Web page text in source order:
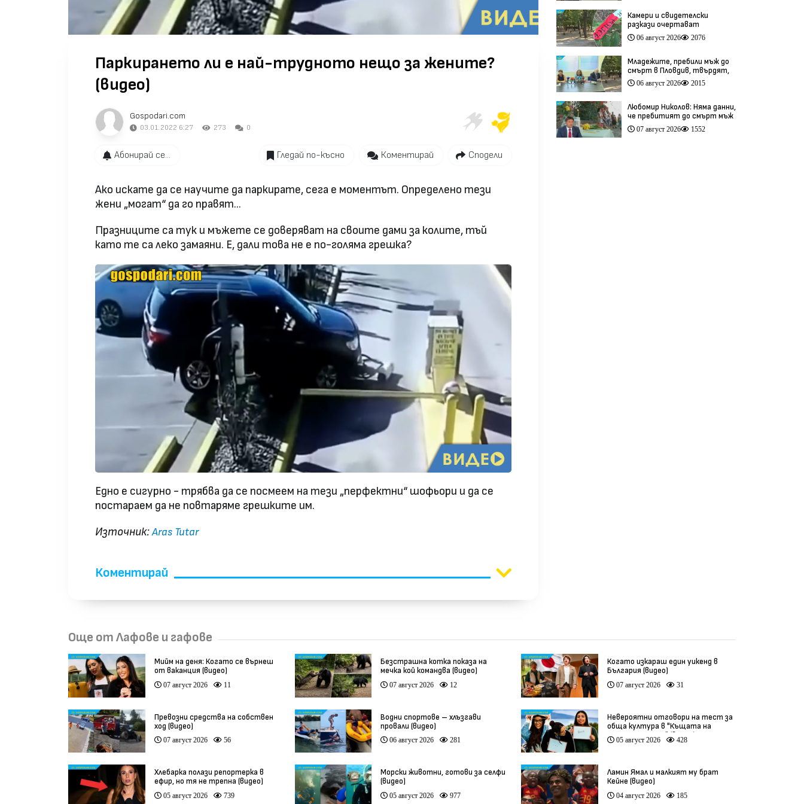
Паркирането ли е най-трудното нещо за жените?
(видео)
Gospodari.com
03.01.2022 6:27 273 0
Абонирай се... Гледай по-късно Коментирай Сподели
Ако искате да се научите да паркирате, сега е моментът. Определено тези
жени „могат“ да го правят...
Празниците са тук и мъжете се доверяват на своите дами за колите, тъй
като те са леко замаяни. Е, дали това не е по-голяма грешка?
Едно е сигурно - трябва да се посмеем на тези „перфектни“ шофьори и да се
постараем да не повтаряме грешките им.
Източник:Aras Tutar
Коментирай
Камери и свидетелски
разкази очертават
хронологията на фаталния
побой край Младежкия хълм
06 август 2026 2076
Младежите, пребили мъж до
смърт в Пловдив, твърдят,
че са „ловци на педофили”
(видео)
06 август 2026 2015
Любомир Николов: Няма данни,
че пребитият до смърт мъж
в Пловдив е бил педофил
(видео)
07 август 2026 1552
Още от Лафове и гафове
Мийм на деня: Когато се върнеш
от ваканция (видео)
07 август 2026 11
Безстрашна котка показа на
мечка кой командва (видео)
07 август 2026 12
Когато изкараш един уикенд в
България (видео)
07 август 2026 31
Превозни средства на собствен
ход (видео)
07 август 2026 56
Водни спортове – хлъзгави
провали (видео)
06 август 2026 281
Невероятни отговори на тест за
обща култура в "Къщата на
инфлуенсърите" (видео)
05 август 2026 428
Хлебарка полази репортерка в
ефир, но тя не трепна (видео)
05 август 2026 739
Морски животни, готови за селфи
(видео)
05 август 2026 977
Ламин Ямал и малкият му брат
Кейне (видео)
04 август 2026 185